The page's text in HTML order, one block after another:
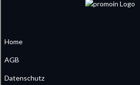
Home
AGB
Datenschutz